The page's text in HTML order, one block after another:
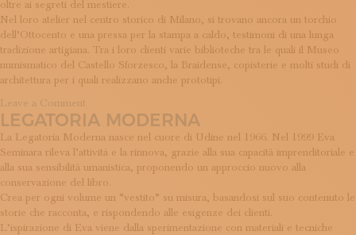
ISCRIVITI ALLA NEWSLETTER
SOSTIENICI
MAGAZINE
TUTTI I CONTENUTI
NEWS
ITINERARI
ISCRIVITI
LOGIN
oltre ai segreti del mestiere.
Nel loro atelier nel centro storico di Milano, si trovano ancora un torchio
dell’Ottocento e una pressa per la stampa a caldo, testimoni di una lunga
tradizione artigiana. Tra i loro clienti varie biblioteche tra le quali il Museo
numismatico del Castello Sforzesco, la Braidense, copisterie e molti studi di
architettura per i quali realizzano anche prototipi.
Leave a Comment
Legatoria
LEGATORIA MODERNA
La Legatoria Moderna nasce nel cuore di Udine nel 1966. Nel 1999 Eva
Seminara rileva l’attività e la rinnova, grazie alla sua capacità imprenditoriale e
alla sua sensibilità umanistica, proponendo un approccio nuovo alla
conservazione del libro.
Crea per ogni volume un “vestito” su misura, basandosi sul suo contenuto le
storie che racconta, e rispondendo alle esigenze dei clienti.
L’ispirazione di Eva viene dalla sperimentazione con materiali e tecniche